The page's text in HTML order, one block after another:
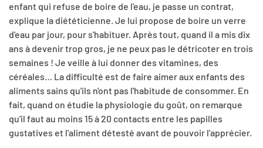
enfant qui refuse de boire de l'eau, je passe un contrat,
explique la diététicienne. Je lui propose de boire un verre
d'eau par jour, pour s'habituer. Après tout, quand il a mis dix
ans à devenir trop gros, je ne peux pas le détricoter en trois
semaines ! Je veille à lui donner des vitamines, des
céréales… La difficulté est de faire aimer aux enfants des
aliments sains qu'ils n'ont pas l'habitude de consommer. En
fait, quand on étudie la physiologie du goût, on remarque
qu'il faut au moins 15 à 20 contacts entre les papilles
gustatives et l'aliment détesté avant de pouvoir l'apprécier.